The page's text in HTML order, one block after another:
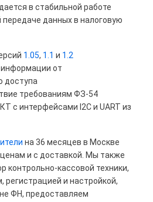
в стабильной работе
данных в налоговую
1.05, 1.1 и 1.2
от
доступа
требованиям ФЗ-54
с интерфейсами I2C и UART из
на 36 месяцев в Москве
и с доставкой. Мы также
контрольно-кассовой техники,
и настройкой,
ФН, предоставляем